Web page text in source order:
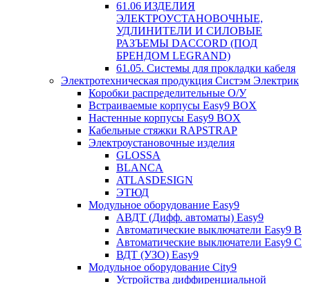
61.06 ИЗДЕЛИЯ
ЭЛЕКТРОУСТАНОВОЧНЫЕ,
УДЛИНИТЕЛИ И СИЛОВЫЕ
РАЗЪЕМЫ DACCORD (ПОД
БРЕНДОМ LEGRAND)
61.05. Системы для прокладки кабеля
Электротехническая продукция Систэм Электрик
Коробки распределительные О/У
Встраиваемые корпусы Easy9 BOX
Настенные корпусы Easy9 BOX
Кабельные стяжки RAPSTRAP
Электроустановочные изделия
GLOSSA
BLANCA
ATLASDESIGN
ЭТЮД
Модульное оборудование Easy9
АВДТ (Дифф. автоматы) Easy9
Автоматические выключатели Easy9 В
Автоматические выключатели Easy9 С
ВДТ (УЗО) Easy9
Модульное оборудование City9
Устройства диффиренциальной